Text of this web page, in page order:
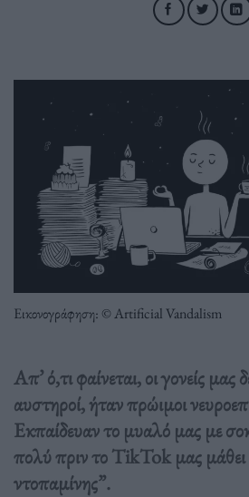
Εικονογράφηση: © Artificial Vandalism
Απ’ ό,τι φαίνεται, οι γονείς
αυστηροί, ήταν πρώιμοι
Εκπαίδευαν το μυαλό μας με
πολύ πριν το TikTok μας μάθει
ντοπαμίνης”.